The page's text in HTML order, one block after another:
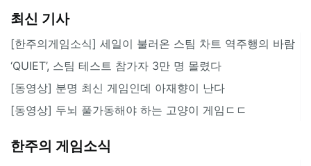
최신 기사
[한주의게임소식] 세일이 불러온 스팀 차트 역주행의 바람
‘QUIET’, 스팀 테스트 참가자 3만 명 몰렸다
[동영상] 분명 최신 게임인데 아재향이 난다
[동영상] 두뇌 풀가동해야 하는 고양이 게임ㄷㄷ
한주의 게임소식